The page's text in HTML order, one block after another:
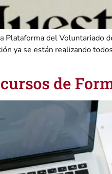
Plataforma del Voluntariado
ya se están realizando
de